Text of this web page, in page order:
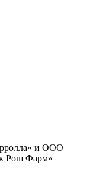
и ООО
Рош Фарм»